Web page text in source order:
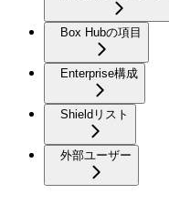
Box Hubの項目
Enterprise構成
Shieldリスト
外部ユーザー